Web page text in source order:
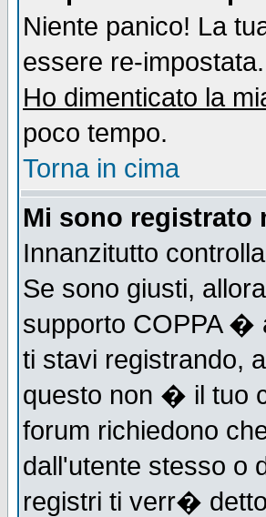
Niente panico! La
essere re-
Ho dimenticato la
poco tempo.
Torna in cima
Mi sono registrato
Innanzitutto
Se sono giusti,
supporto COPPA �
ti stavi registrando,
questo non � il tuo
forum richiedono
dall'utente stesso o
registri ti verr�